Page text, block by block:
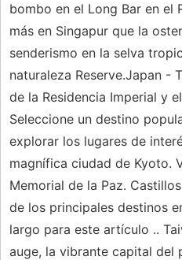
bombo en el Long Bar en el
más en Singapur que la
senderismo en la selva
naturaleza Reserve.Japan -
de la Residencia Imperial y
Seleccione un destino
explorar los lugares de
magnífica ciudad de Kyoto.
Memorial de la Paz.
de los principales destinos
largo para este artículo ..
auge, la vibrante capital del